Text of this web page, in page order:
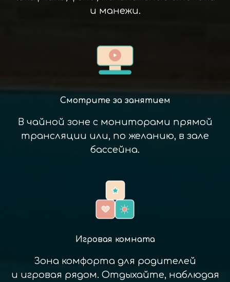
и манежи.
Смотрите за занятием
В чайной зоне с мониторами прямой
трансляции или, по желанию, в зале
бассейна.
Игровая комната
Зона комфорта для родителей
и игровая рядом. Отдыхайте, наблюдая